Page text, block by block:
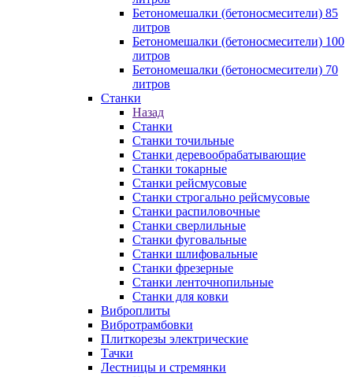
Бетономешалки (бетоносмесители) 85
литров
Бетономешалки (бетоносмесители) 100
литров
Бетономешалки (бетоносмесители) 70
литров
Станки
Назад
Станки
Станки точильные
Станки деревообрабатывающие
Станки токарные
Станки рейсмусовые
Станки строгально рейсмусовые
Станки распиловочные
Станки сверлильные
Станки фуговальные
Станки шлифовальные
Станки фрезерные
Станки ленточнопильные
Станки для ковки
Виброплиты
Вибротрамбовки
Плиткорезы электрические
Тачки
Лестницы и стремянки